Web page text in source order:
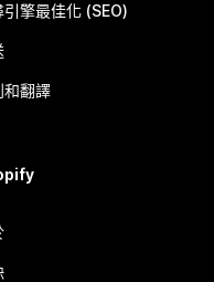
引擎最佳化 (SEO)
和翻譯